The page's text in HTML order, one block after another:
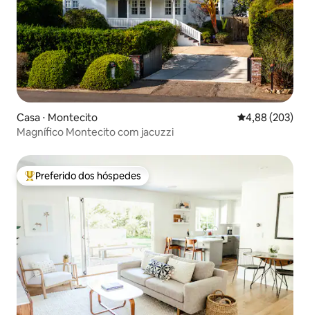
Casa ⋅ Montecito 4,88 de uma
4,88 (203)
Magnífico Montecito com jacuzzi
Entre os melhores preferidos dos hóspedes
Preferido dos hóspedes